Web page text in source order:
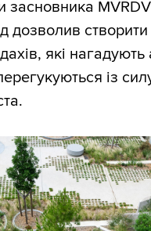
засновника
дозволив
які нагадують
із